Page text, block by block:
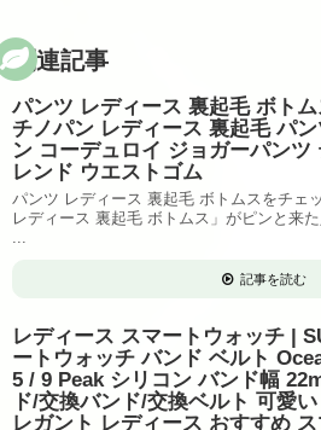
関連記事
パンツ レディース 裏起毛 ボト
チノパン レディース 裏起毛 パ
ン コーデュロイ ジョガーパンツ
レンド ウエストゴム
パンツ レディース 裏起毛 ボトムスをチェ
レディース 裏起毛 ボトムス」がピンと来
...
記事を読む
レディース スマートウォッチ |
ートウォッチ バンド ベルト
5 / 9 Peak シリコン バンド幅
ド/交換バンド/交換ベルト 可愛
レガント レディース おすすめ